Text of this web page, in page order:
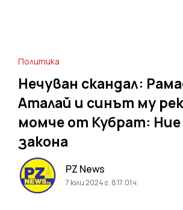
Политика
Нечуван скандал:
Аталай и синът му
момче от Кубрат: Ние
закона
PZ News
7 юли 2024 г. в 17:01 ч.